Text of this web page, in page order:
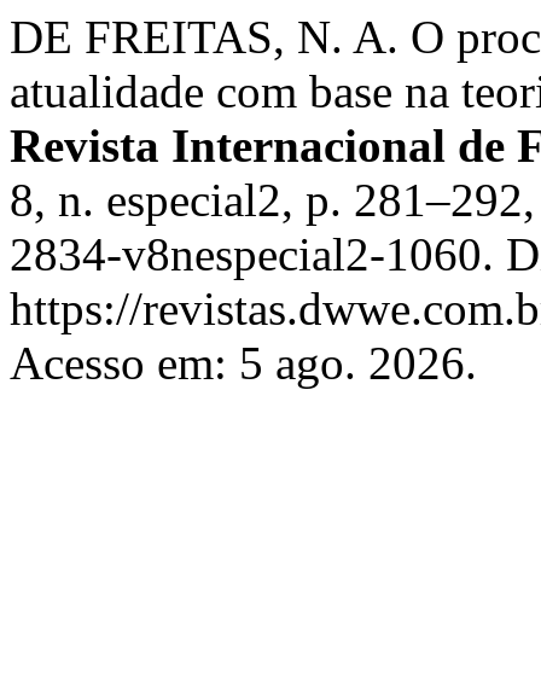
DE FREITAS, N. A. O
atualidade com base na
Revista Internacional de
8, n. especial2, p.
2834-v8nespecial2-1060.
https://
Acesso em: 5 ago. 2026.